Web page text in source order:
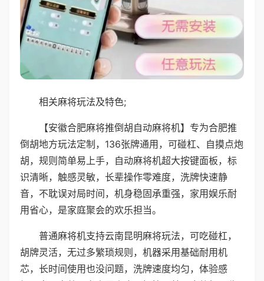
相关麻将玩法及特色;
【安徽合肥麻将推倒胡自动麻将机】专为合肥推
倒胡地方玩法定制，136张牌通用，可碰杠、自摸点炮
胡，规则简单易上手，自动麻将机超大按键面板，标
识清晰，触感灵敏，长辈操作零难度，洗牌快速静
音，不耽误对局时间，机身稳固承重强，家用娱乐耐
用省心，是家庭聚会的欢乐担当。
普通麻将机支持云南昆明麻将玩法，可吃碰杠，
胡牌灵活，无过多繁琐规则，机器采用基础耐用机
芯，长时间使用也没问题，洗牌速度均匀，体验感